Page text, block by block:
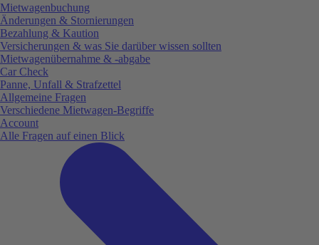
Mietwagenbuchung
Änderungen & Stornierungen
Bezahlung & Kaution
Versicherungen & was Sie darüber wissen sollten
Mietwagenübernahme & -abgabe
Car Check
Panne, Unfall & Strafzettel
Allgemeine Fragen
Verschiedene Mietwagen-Begriffe
Account
Alle Fragen auf einen Blick